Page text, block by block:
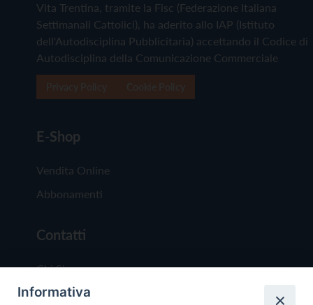
Vita Trentina, tramite la Fisc (Federazione Italiana
Settimanali Cattolici), ha aderito allo IAP (Istituto
dell'Autodisciplina Pubblicitaria) accettando il Codice di
Autodisciplina della Comunicazione Commerciale
E-Shop
Vendita Online
Abbonamenti
Contatti
Chi Siamo
Redazione
Informativa